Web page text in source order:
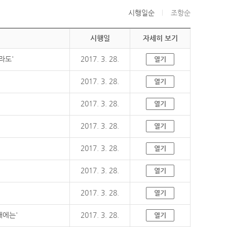
시행일순 조항순
시행일 자세히 보기
도' 2017. 3. 28. 열기
2017. 3. 28. 열기
2017. 3. 28. 열기
2017. 3. 28. 열기
2017. 3. 28. 열기
2017. 3. 28. 열기
2017. 3. 28. 열기
에는' 2017. 3. 28. 열기